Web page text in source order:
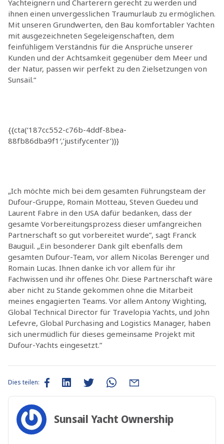
Yachteignern und Charterern gerecht zu werden und
ihnen einen unvergesslichen Traumurlaub zu ermöglichen.
Mit unseren Grundwerten, den Bau komfortabler Yachten
mit ausgezeichneten Segeleigenschaften, dem
feinfühligem Verständnis für die Ansprüche unserer
Kunden und der Achtsamkeit gegenüber dem Meer und
der Natur, passen wir perfekt zu den Zielsetzungen von
Sunsail.“
{{cta(‘187cc552-c76b-4ddf-8bea-
88fb86dba9f1′,’justifycenter’)}}
„Ich möchte mich bei dem gesamten Führungsteam der
Dufour-Gruppe, Romain Motteau, Steven Guedeu und
Laurent Fabre in den USA dafür bedanken, dass der
gesamte Vorbereitungsprozess dieser umfangreichen
Partnerschaft so gut vorbereitet wurde”, sagt Franck
Bauguil. „Ein besonderer Dank gilt ebenfalls dem
gesamten Dufour-Team, vor allem Nicolas Berenger und
Romain Lucas. Ihnen danke ich vor allem für ihr
Fachwissen und ihr offenes Ohr. Diese Partnerschaft wäre
aber nicht zu Stande gekommen ohne die Mitarbeit
meines engagierten Teams. Vor allem Antony Wighting,
Global Technical Director für Travelopia Yachts, und John
Lefevre, Global Purchasing and Logistics Manager, haben
sich unermüdlich für dieses gemeinsame Projekt mit
Dufour-Yachts eingesetzt.”
Dies teilen:
Sunsail Yacht Ownership